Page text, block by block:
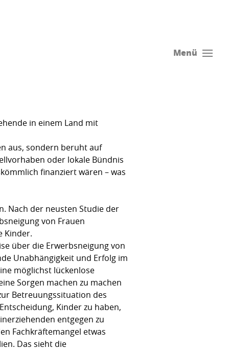
Menü
in einem Land mit
aus, sondern beruht auf
oder lokale Bündnis
finanziert wären – was
Nach der neusten Studie der
von Frauen
Kinder.
über die Erwerbsneigung von
Unabhängigkeit und Erfolg im
möglichst lückenlose
Sorgen machen zu machen
Betreuungssituation des
Kinder zu haben,
entgegen zu
Fachkräftemangel etwas
Das sieht die